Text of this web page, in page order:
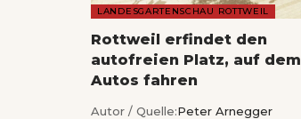
LANDESGARTENSCHAU ROTTWEIL
Rottweil erfindet den
autofreien Platz, auf dem
Autos fahren
Autor / Quelle:Peter Arnegger